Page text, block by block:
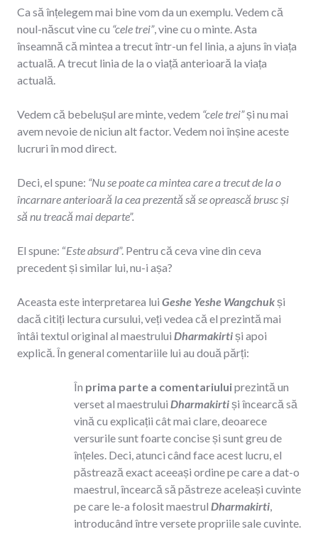
Ca să înțelegem mai bine vom da un exemplu. Vedem că
noul-născut vine cu “cele trei”, vine cu o minte. Asta
înseamnă că mintea a trecut într-un fel linia, a ajuns în viața
actuală. A trecut linia de la o viață anterioară la viața
actuală.
Vedem că bebelușul are minte, vedem “cele trei”și nu mai
avem nevoie de niciun alt factor. Vedem noi înșine aceste
lucruri în mod direct.
Deci, el spune: “Nu se poate ca mintea care a trecut de la o
încarnare anterioară la cea prezentă să se oprească brusc și
să nu treacă mai departe”.
El spune: “Este absurd”. Pentru că ceva vine din ceva
precedent și similar lui, nu-i așa?
Aceasta este interpretarea lui Geshe Yeshe Wangchukși
dacă citiți lectura cursului, veți vedea că el prezintă mai
întâi textul original al maestrului Dharmakirtiși apoi
explică. În general comentariile lui au două părți:
În prima parte a comentariuluiprezintă un
verset al maestrului Dharmakirtiși încearcă să
vină cu explicații cât mai clare, deoarece
versurile sunt foarte concise și sunt greu de
înțeles. Deci, atunci când face acest lucru, el
păstrează exact aceeași ordine pe care a dat-o
maestrul, încearcă să păstreze aceleași cuvinte
pe care le-a folosit maestrul Dharmakirti,
introducând între versete propriile sale cuvinte.